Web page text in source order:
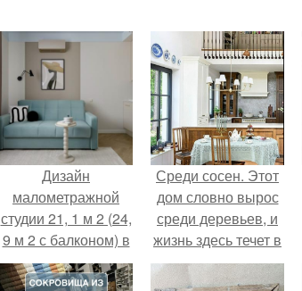
Дизайн
малометражной
студии 21, 1 м 2 (24,
9 м 2 с балконом) в
Краснодаре.
Среди сосен. Этот
дом словно вырос
среди деревьев, и
жизнь здесь течет в
собственном ритме
- спокойно, без